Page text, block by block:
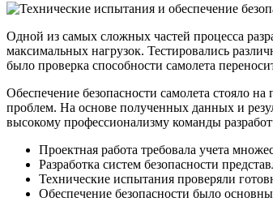
Одной из самых сложных частей процесса
максимальных нагрузок. Тестировались
было проверка способности самолета
Обеспечение безопасности самолета стояло
проблем. На основе полученных данных и
высокому профессионализму команды
Проектная работа требовала учета
Разработка систем безопасности
Технические испытания проверяли
Обеспечение безопасности было